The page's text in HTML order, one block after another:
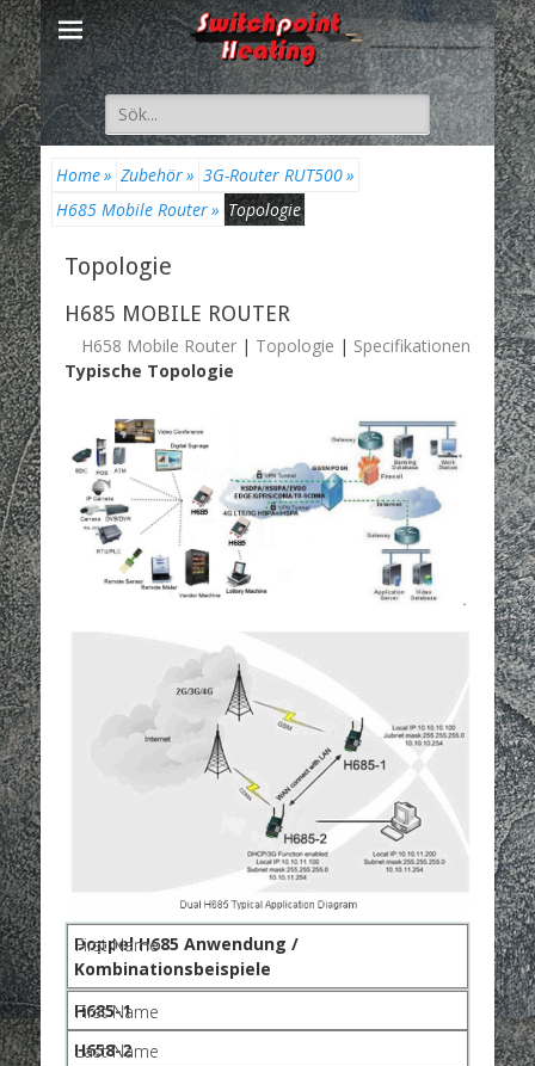
Suche
nach:
Home» Zubehör» 3G-Router RUT500»
H685 Mobile Router» Topologie
Topologie
H685 MOBILE ROUTER
H658 Mobile Router | Topologie | Specifikationen
Typische Topologie
Doppel H685 Anwendung /
Kombinationsbeispiele
H685-1
H658-2